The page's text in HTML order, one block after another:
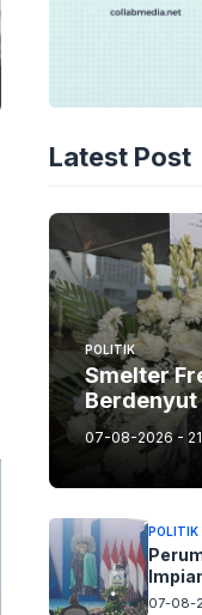
Latest Post
POLITIK
Smelter
Berdenyut
07-08-2026 -
POLITIK
07-08-